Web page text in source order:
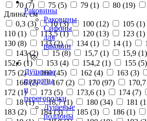
Раковины
Раковины
Сифоны
для
раковин
Душевые
поддоны
и
перегородки
Душевые
поддоны
70 (7) 75 (5) 79 (1) 80 (19)
Длина, см
0,3 (3) 10 (3) 100 (12) 105 (1)
110 (1) 113,5 (1) 120 (13) 123 (1)
130 (8) 133 (2) 134 (1) 14 (1)
143 (2) 15 (8) 15,7 (1) 15,9 (1)
152,5 (1) 153 (4) 154,2 (1) 155 (5)
175 (2) 160 (45) 162 (4) 163 (3)
166 (2) 167 (2) 170 (97)
172 (1) 173 (5) 173,6 (1) 174 (7)
18 (1) 18,7 (1) 180 (34) 181 (1
183 (2) 184 (3) 185 (3) 186 (1)